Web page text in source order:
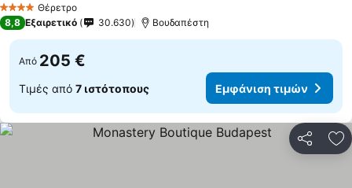
4 ΑστέριαΘέρετρο
8,8 Εξαιρετικό 30.630 Βουδαπέστη
Από 205 €
Τιμές από 7 ιστότοπους Εμφάνιση τιμών